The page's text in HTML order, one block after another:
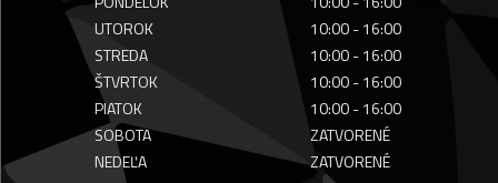
UTOROK
10:00 - 16:00
STREDA
10:00 - 16:00
ŠTVRTOK
10:00 - 16:00
PIATOK
10:00 - 16:00
SOBOTA
ZATVORENÉ
NEDEĽA
ZATVORENÉ